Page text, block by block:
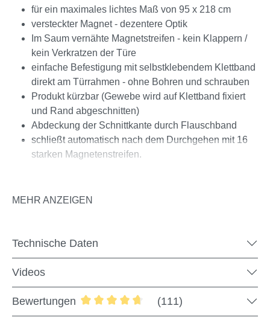
für ein maximales lichtes Maß von 95 x 218 cm
versteckter Magnet - dezentere Optik
Im Saum vernähte Magnetstreifen - kein Klappern /
kein Verkratzen der Türe
einfache Befestigung mit selbstklebendem Klettband
direkt am Türrahmen - ohne Bohren und schrauben
Produkt kürzbar (Gewebe wird auf Klettband fixiert
und Rand abgeschnitten)
Abdeckung der Schnittkante durch Flauschband
schließt automatisch nach dem Durchgehen mit 16
starken Magnetenstreifen.
MEHR ANZEIGEN
Technische Daten
Videos
Bewertungen
Durchschnittliche Bewertung von 4.72
(111)